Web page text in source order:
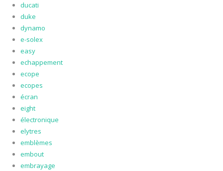
ducati
duke
dynamo
e-solex
easy
echappement
ecope
ecopes
écran
eight
électronique
elytres
emblèmes
embout
embrayage